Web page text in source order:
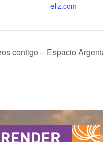
eliz.com
contigo – Espacio